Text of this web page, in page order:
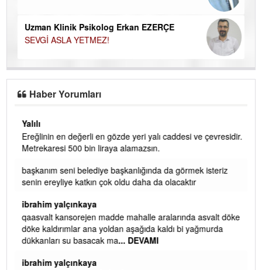
Uzman Klinik Psikolog Erkan EZERÇE
SEVGİ ASLA YETMEZ!
Haber Yorumları
Yalılı
Ereğlinin en değerli en gözde yeri yalı caddesi ve çevresidir.
Metrekaresi 500 bin liraya alamazsın.
başkanım seni belediye başkanlığında da görmek isteriz
senin ereyliye katkın çok oldu daha da olacaktır
ibrahim yalçınkaya
qaasvalt kansorejen madde mahalle aralarında asvalt döke
döke kaldırımlar ana yoldan aşağıda kaldı bi yağmurda
dükkanları su basacak ma... DEVAMI
ibrahim yalçınkaya